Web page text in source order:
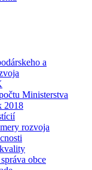
a
Ministerstva
2018
rozvoja
obce